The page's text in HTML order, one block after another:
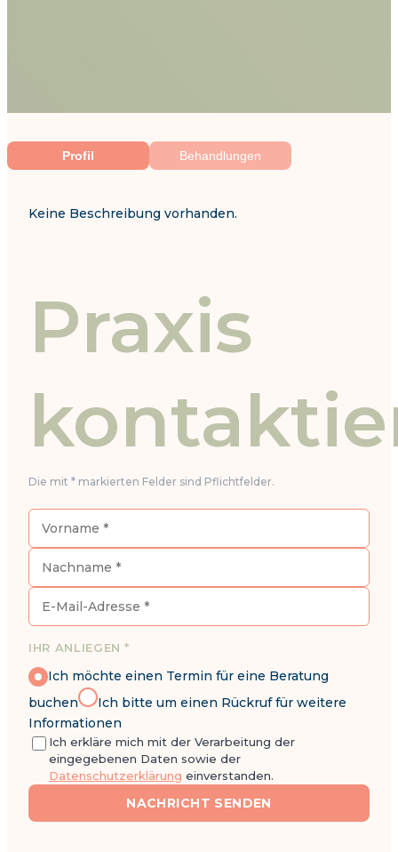
Profil Behandlungen
Keine Beschreibung vorhanden.
Praxis
Die mit * markierten Felder sind Pflichtfelder.
IHR ANLIEGEN *
Ich möchte einen Termin für eine Beratung
buchen
Ich bitte um einen Rückruf für weitere
Informationen
Ich erkläre mich mit der Verarbeitung der
eingegebenen Daten sowie der
Datenschutzerklärung einverstanden.
NACHRICHT SENDEN